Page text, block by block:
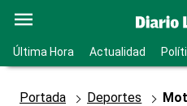
Última Hora Actualidad
Portada Deportes